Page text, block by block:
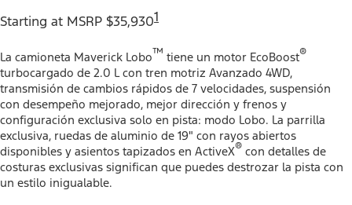
Starting at MSRP $35,9301
La camioneta Maverick Lobo™ tiene un motor EcoBoost®
turbocargado de 2.0 L con tren motriz Avanzado 4WD,
transmisión de cambios rápidos de 7 velocidades, suspensión
con desempeño mejorado, mejor dirección y frenos y
configuración exclusiva solo en pista: modo Lobo. La parrilla
exclusiva, ruedas de aluminio de 19" con rayos abiertos
disponibles y asientos tapizados en ActiveX® con detalles de
costuras exclusivas significan que puedes destrozar la pista con
un estilo inigualable.